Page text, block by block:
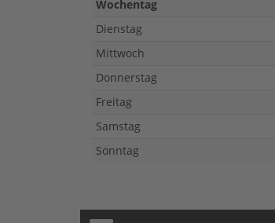
Wochentag
Dienstag
Mittwoch
Donnerstag
Freitag
Samstag
Sonntag